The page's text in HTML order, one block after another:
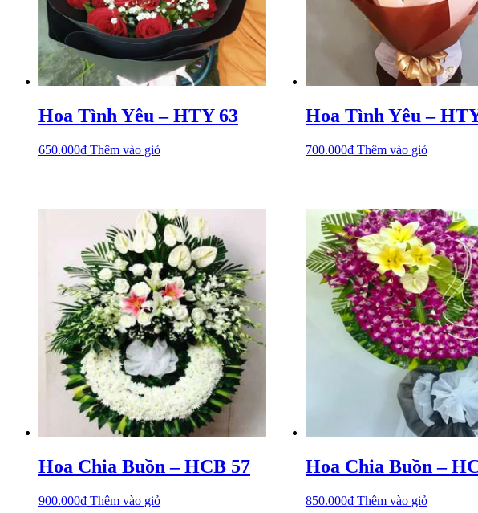
Hoa Tình Yêu – HTY 63
650.000₫ Thêm vào giỏ
Hoa Tình Yêu –
700.000₫ Thêm vào giỏ
Hoa Chia Buồn – HCB 57
900.000₫ Thêm vào giỏ
Hoa Chia Buồn –
850.000₫ Thêm vào giỏ